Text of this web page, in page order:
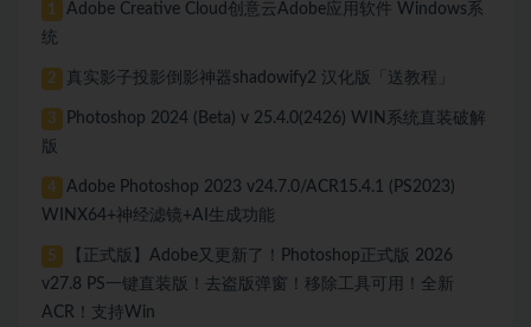
1
Adobe Creative Cloud创意云Adobe应用软件 Windows系
统
2 真实影子投影倒影神器shadowify2 汉化版「送教程」
3
Photoshop 2024 (Beta) v 25.4.0(2426) WIN系统直装破解
版
4
Adobe Photoshop 2023 v24.7.0/ACR15.4.1 (PS2023)
WINX64+神经滤镜+AI生成功能
5
【正式版】Adobe又更新了！Photoshop正式版 2026
v27.8 PS一键直装版！去盗版弹窗！移除工具可用！全新
ACR！支持Win